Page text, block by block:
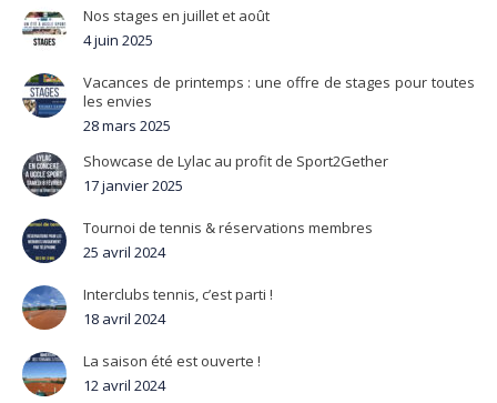
Nos stages en juillet et août
4 juin 2025
Vacances de printemps : une offre de stages pour toutes
les envies
28 mars 2025
Showcase de Lylac au profit de Sport2Gether
17 janvier 2025
Tournoi de tennis & réservations membres
25 avril 2024
Interclubs tennis, c’est parti !
18 avril 2024
La saison été est ouverte !
12 avril 2024